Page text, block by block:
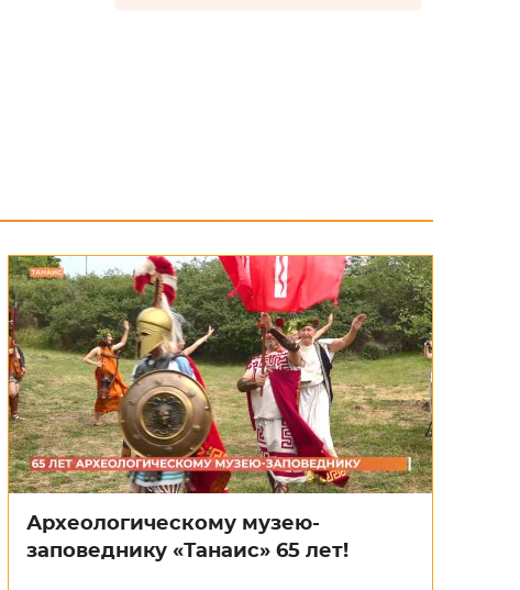
Археологическому музею-
заповеднику «Танаис» 65 лет!